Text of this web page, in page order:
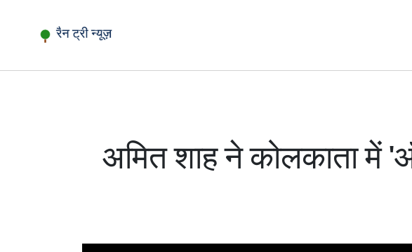
अमित शाह ने कोलकाता में